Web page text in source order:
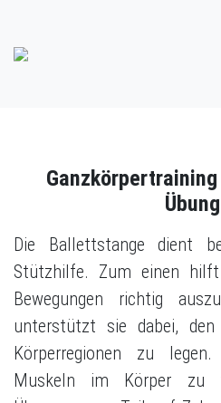
Die Ballettstange dient
Stützhilfe. Zum einen
Bewegungen richtig
unterstützt sie dabei,
Körperregionen zu
Muskeln im Körper zu